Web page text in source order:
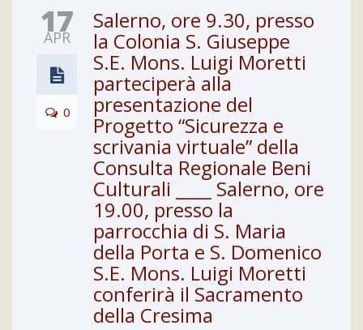
17
APR
0
Salerno, ore 9.30, presso
la Colonia S. Giuseppe
S.E. Mons. Luigi Moretti
parteciperà alla
presentazione del
Progetto “Sicurezza e
scrivania virtuale” della
Consulta Regionale Beni
Culturali ____ Salerno, ore
19.00, presso la
parrocchia di S. Maria
della Porta e S. Domenico
S.E. Mons. Luigi Moretti
conferirà il Sacramento
della Cresima